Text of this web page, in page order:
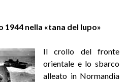
1944 nella «tana del lupo»
Il crollo del fronte
orientale e lo sbarco
alleato in Normandia